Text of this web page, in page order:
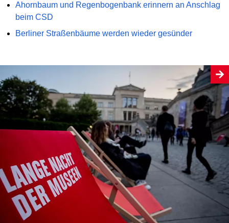
Ahornbaum und Regenbogenbank erinnern an Anschlag
beim CSD
Berliner Straßenbäume werden wieder gesünder